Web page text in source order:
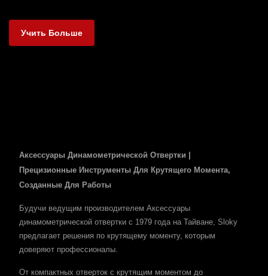
Учить Больше
Аксессуары Динамометрической Отвертки |
Прецизионные Инструменты Для Крутящего Момента,
Созданные Для Работы
Будучи ведущим производителем Аксессуары
динамометрической отвертки с 1979 года на Тайване, Sloky
предлагает решения по крутящему моменту, которым
доверяют профессионалы.
От компактных отверток с крутящим моментом до